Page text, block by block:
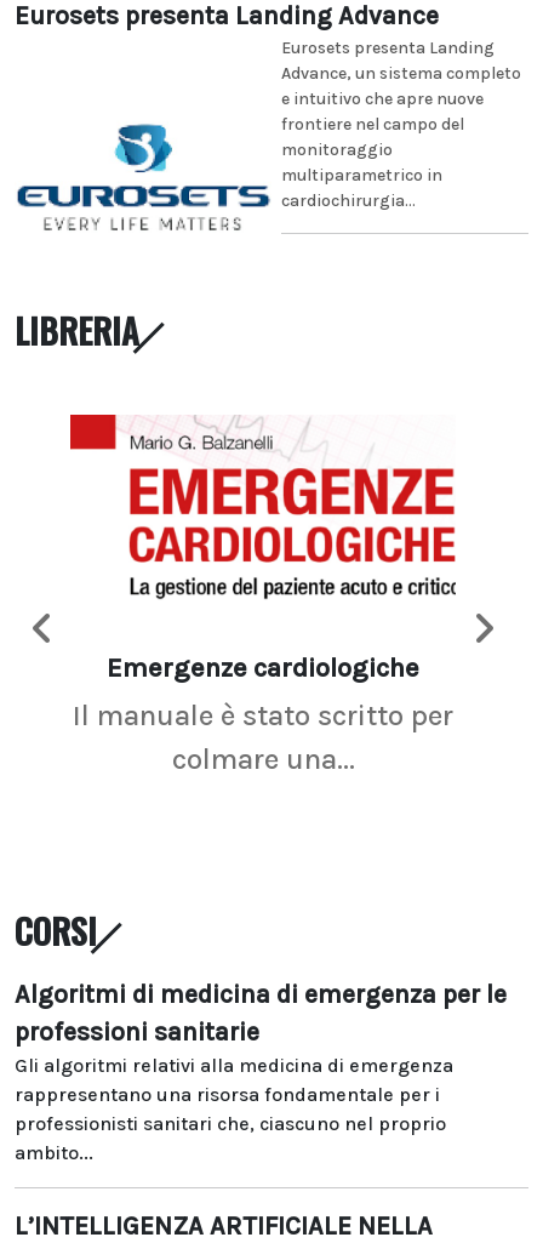
Eurosets presenta Landing Advance
Eurosets presenta Landing
Advance, un sistema completo
e intuitivo che apre nuove
frontiere nel campo del
monitoraggio
multiparametrico in
cardiochirurgia...
LIBRERIA
Emergenze cardiologiche
Il manuale è stato scritto per
colmare una...
CORSI
Algoritmi di medicina di emergenza per le
professioni sanitarie
Gli algoritmi relativi alla medicina di emergenza
rappresentano una risorsa fondamentale per i
professionisti sanitari che, ciascuno nel proprio
ambito...
L’INTELLIGENZA ARTIFICIALE NELLA